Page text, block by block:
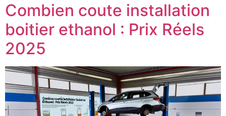
Combien coute installation
boitier ethanol : Prix Réels
2025